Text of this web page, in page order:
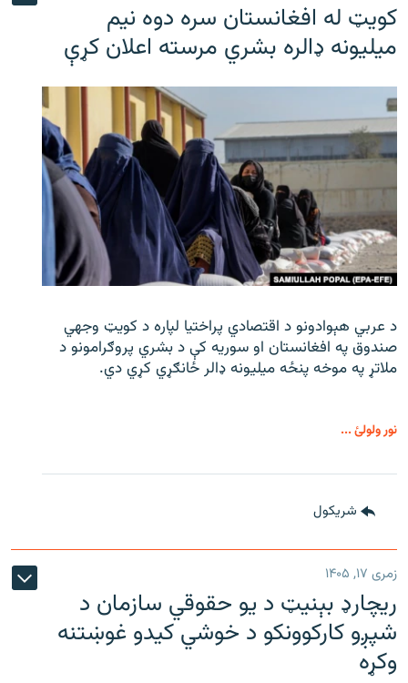
کویټ له افغانستان سره دوه نیم
میلیونه ډالره بشري مرسته اعلان کړې
د عربي هېوادونو د اقتصادي پراختیا لپاره د کویټ وجهي
صندوق په افغانستان او سوریه کې د بشري پروګرامونو د
ملاتړ په موخه پنځه میلیونه ډالر ځانګړي کړي دي.
نور ولولئ ...
شريکول
زمری ۱۷, ۱۴۰۵
ریچارډ بېنیټ د یو حقوقي سازمان د
شپږو کارکوونکو د خوشي کیدو غوښتنه
وکړه